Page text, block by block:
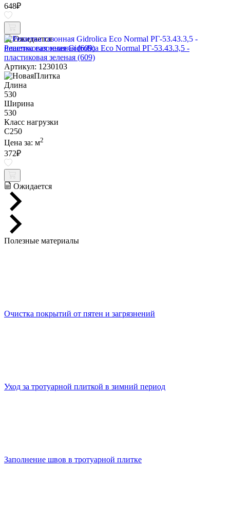
648₽
Ожидается
Решетка газонная Gidrolica Eco Normal РГ-53.43.3,5 -
пластиковая зеленая (609)
Артикул: 1230103
Длина
530
Ширина
530
Класс нагрузки
C250
Цена за: м2
372₽
Ожидается
Полезные материалы
Очистка покрытий от пятен и загрязнений
Уход за тротуарной плиткой в зимний период
Заполнение швов в тротуарной плитке